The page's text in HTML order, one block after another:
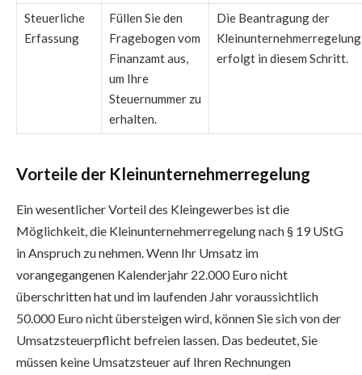
Steuerliche
Erfassung
Füllen Sie den
Fragebogen vom
Finanzamt aus,
um Ihre
Steuernummer zu
erhalten.
Die Beantragung der
Kleinunternehmerregelung
erfolgt in diesem Schritt.
Vorteile der Kleinunternehmerregelung
Ein wesentlicher Vorteil des Kleingewerbes ist die
Möglichkeit, die Kleinunternehmerregelung nach § 19 UStG
in Anspruch zu nehmen. Wenn Ihr Umsatz im
vorangegangenen Kalenderjahr 22.000 Euro nicht
überschritten hat und im laufenden Jahr voraussichtlich
50.000 Euro nicht übersteigen wird, können Sie sich von der
Umsatzsteuerpflicht befreien lassen. Das bedeutet, Sie
müssen keine Umsatzsteuer auf Ihren Rechnungen